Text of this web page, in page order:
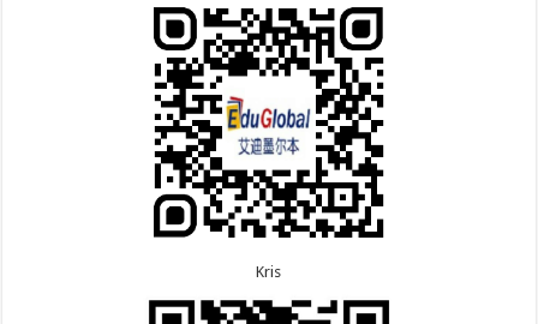
8.5恭喜江苏的杨女士190技术移民签证顺利下签！
8.3恭喜黑龙江的刘女士864父母签证顺利下签！
8.3恭喜天津的陈同学和妈妈590+500学生签证顺利
7.9恭喜广东的喻同学500学生签证顺利下签！
7.8恭喜黑龙江的刘女士600旅游签证顺利下签，三年
7.7恭喜北京的王先生和孩子600旅游签证顺利下签，
Kris